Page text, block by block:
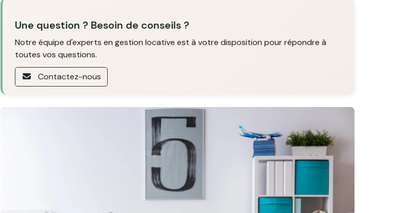
Une question ? Besoin de conseils ?
Notre équipe d'experts en gestion locative est à votre disposition pour répondre à
toutes vos questions.
Contactez-nous